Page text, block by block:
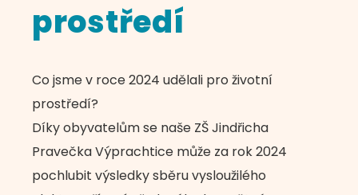
prostředí
Co jsme v roce 2024 udělali pro životní
prostředí?
Díky obyvatelům se naše ZŠ Jindřicha
Pravečka Výprachtice může za rok 2024
pochlubit výsledky sběru vysloužilého